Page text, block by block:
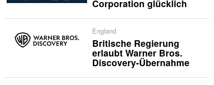
Corporation glücklich
England
Britische Regierung
erlaubt Warner Bros.
Discovery-Übernahme